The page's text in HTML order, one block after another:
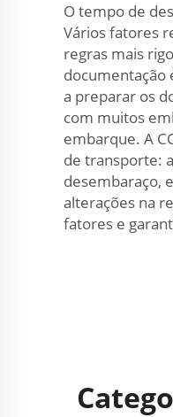
O tempo de
Vários fatores
regras mais
documentação
a preparar os
com muitos
embarque. A
de transporte:
desembaraço,
alterações na
fatores e